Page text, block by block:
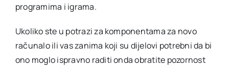
programima i igrama.
Ukoliko ste u potrazi za komponentama za novo
računalo ili vas zanima koji su dijelovi potrebni da bi
ono moglo ispravno raditi onda obratite pozornost